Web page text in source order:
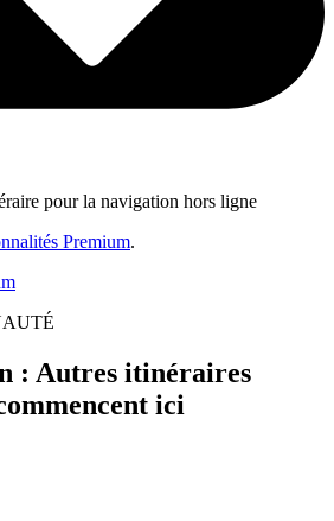
pour la navigation hors ligne
Premium.
: Autres itinéraires
ici